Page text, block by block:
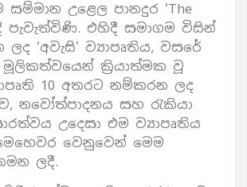
උළෙල පානදුර ‘The
පැවැත්විණි. එහිදී සමාගම විසින්
ලද ‘අවැසි’ ව්‍යාපෘතිය, වසරේ
මූලිකත්වයෙන් ක්‍රියාත්මක වූ
10 අතරට නම්කරන ලද
නවෝත්පාදනය සහ රැකියා
උදෙසා එම ව්‍යාපෘතිය
වෙනුවෙන් මෙම
ලදී.